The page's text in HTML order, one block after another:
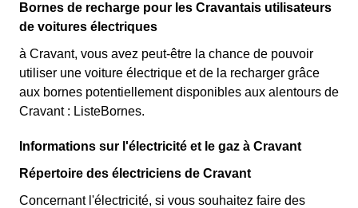
Bornes de recharge pour les Cravantais utilisateurs
de voitures électriques
à Cravant, vous avez peut-être la chance de pouvoir
utiliser une voiture électrique et de la recharger grâce
aux bornes potentiellement disponibles aux alentours de
Cravant : ListeBornes.
Informations sur l'électricité et le gaz à Cravant
Répertoire des électriciens de Cravant
Concernant l'électricité, si vous souhaitez faire des